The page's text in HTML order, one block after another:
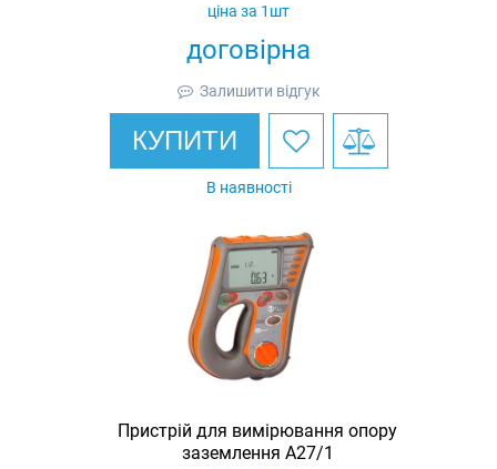
договірна
ціна за 1шт
Залишити відгук
КУПИТИ
В наявності
Пристрій для вимірювання опору
заземлення А27/1